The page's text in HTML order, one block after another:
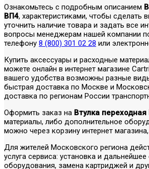
Ознакомьтесь с подробным описанием
ВП4, характеристиками, чтобы сделать
уточнить наличие товара и задать все
вопросы менеджерам нашей компании
телефону 8 (800) 301 02 28 или
Купить аксессуары и расходные
можете онлайн в интернет магазине
вашего удобства возможны разные
быстрая доставка по Москве и
доставка по регионам России
Оформить заказ на Втулка
материалы, либо дополнительное
можно через корзину интернет
Для жителей Московского региона
услуга сервиса: установка и
оборудования, замена картриджей и